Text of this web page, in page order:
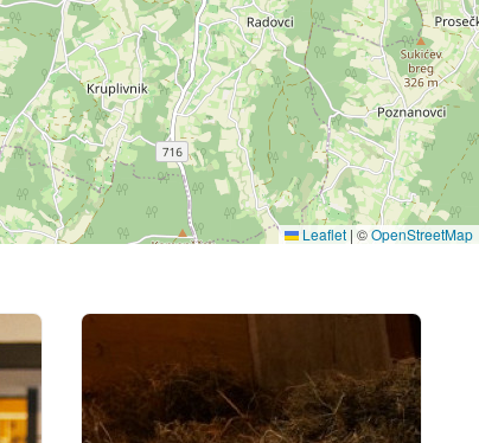
Leaflet | ©OpenStreetMap